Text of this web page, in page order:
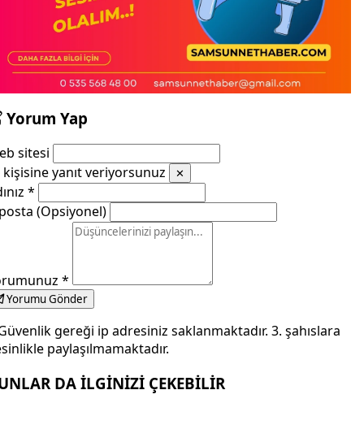
Yorum Yap
sitesi
kişisine yanıt veriyorsunuz
✕
*
(Opsiyonel)
*
Yorumu Gönder
gereği ip adresiniz saklanmaktadır. 3. şahıslara
paylaşılmamaktadır.
DA İLGİNİZİ ÇEKEBİLİR